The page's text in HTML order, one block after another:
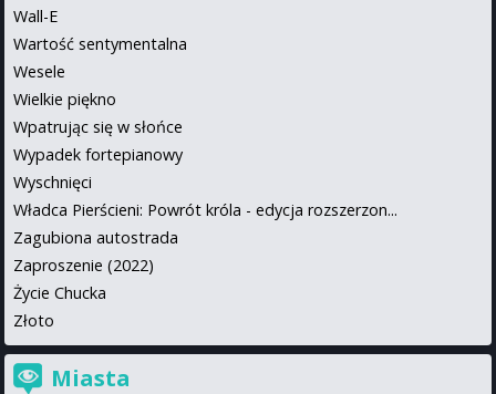
Wall-E
Wartość sentymentalna
Wesele
Wielkie piękno
Wpatrując się w słońce
Wypadek fortepianowy
Wyschnięci
Władca Pierścieni: Powrót króla - edycja rozszerzon...
Zagubiona autostrada
Zaproszenie (2022)
Życie Chucka
Złoto
Miasta